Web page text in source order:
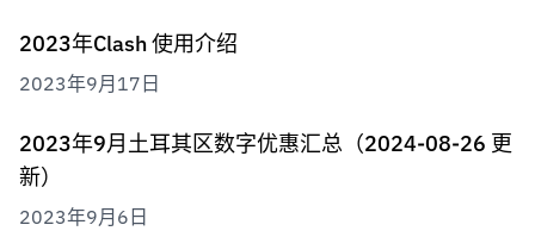
2023年Clash 使用介绍
2023年9月17日
2023年9月土耳其区数字优惠汇总（2024-08-26 更
新）
2023年9月6日